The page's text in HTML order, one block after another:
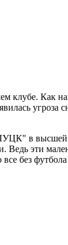
Как
в
эти
без